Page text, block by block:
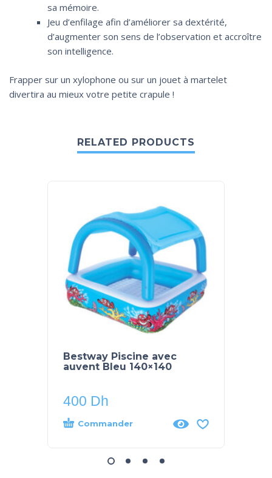
sa mémoire.
Jeu d’enfilage afin d’améliorer sa dextérité,
d’augmenter son sens de l’observation et accroître
son intelligence.
Frapper sur un xylophone ou sur un jouet à martelet
divertira au mieux votre petite crapule !
RELATED PRODUCTS
Bestway Piscine avec
auvent Bleu 140×140
400 Dh
Commander